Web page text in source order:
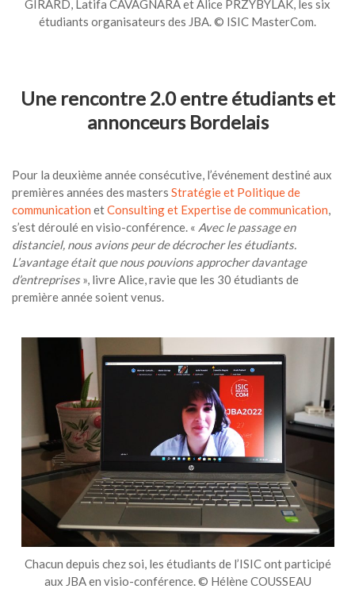
GIRARD, Latifa CAVAGNARA et Alice PRZYBYLAK, les six
étudiants organisateurs des JBA. © ISIC MasterCom.
Une rencontre 2.0 entre étudiants et
annonceurs Bordelais
Pour la deuxième année consécutive, l’événement destiné aux
premières années des masters Stratégie et Politique de
communication etConsulting et Expertise de communication,
s’est déroulé en visio-conférence. « Avec le passage en
distanciel, nous avions peur de décrocher les étudiants.
L’avantage était que nous pouvions approcher davantage
d’entreprises», livre Alice, ravie que les 30 étudiants de
première année soient venus.
Chacun depuis chez soi, les étudiants de l’ISIC ont participé
aux JBA en visio-conférence. © Hélène COUSSEAU